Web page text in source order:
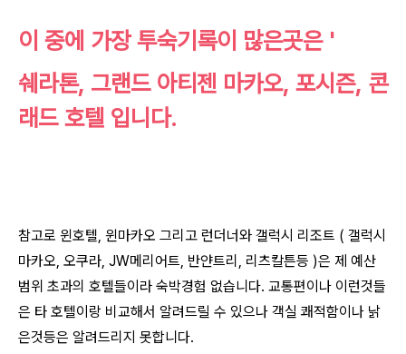
이 중에 가장 투숙기록이 많은곳은 '
쉐라톤, 그랜드 아티젠 마카오, 포시즌, 콘
래드 호텔 입니다.
참고로 윈호텔, 윈마카오 그리고 런더너와 갤럭시 리조트 ( 갤럭시
마카오, 오쿠라, JW메리어트, 반얀트리, 리츠칼튼등 )은 제 예산
범위 초과의 호텔들이라 숙박경험 없습니다. 교통편이나 이런것들
은 타 호텔이랑 비교해서 알려드릴 수 있으나 객실 쾌적함이나 낡
은것등은 알려드리지 못합니다.